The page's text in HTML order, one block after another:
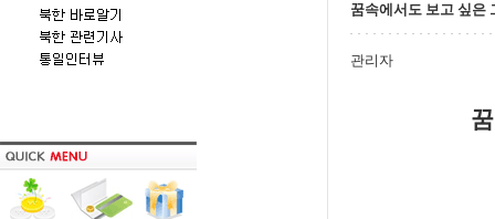
꿈속에서도 보고 싶은
관리자